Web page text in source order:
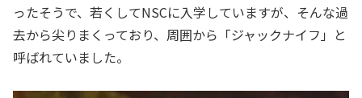
ったそうで、若くしてNSCに入学していますが、そんな過
去から尖りまくっており、周囲から「ジャックナイフ」と
呼ばれていました。